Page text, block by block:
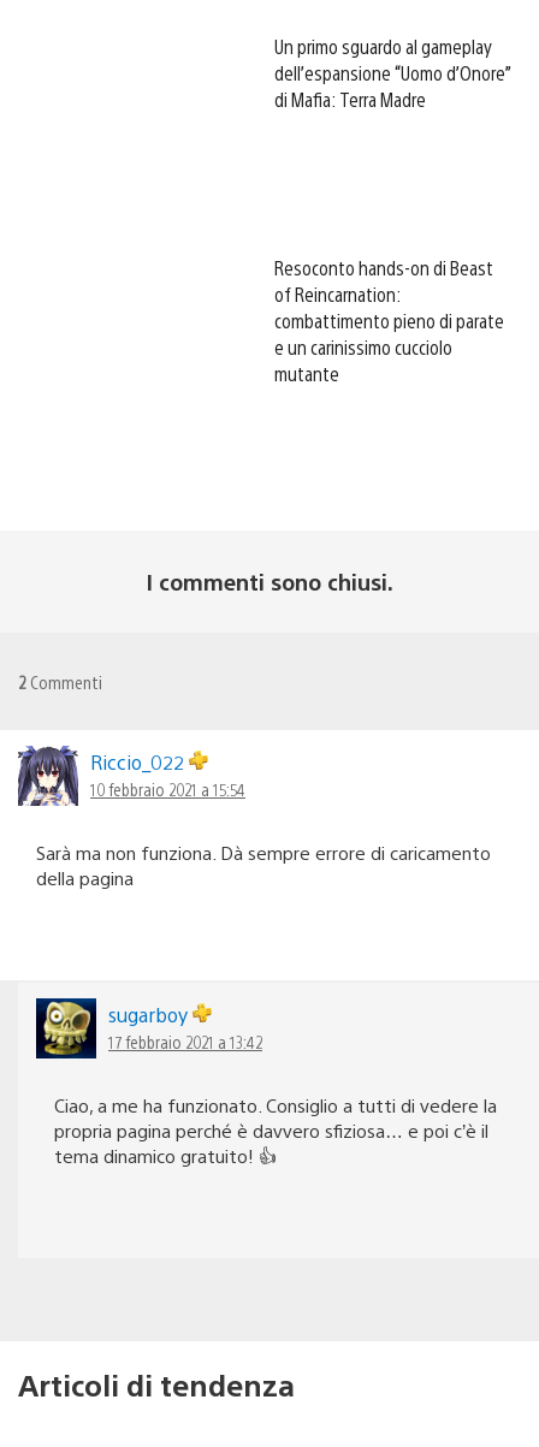
Un primo sguardo al gameplay
dell’espansione “Uomo d’Onore”
di Mafia: Terra Madre
Resoconto hands-on di Beast
of Reincarnation:
combattimento pieno di parate
e un carinissimo cucciolo
mutante
I commenti sono chiusi.
2 Commenti
Riccio_022
10 febbraio 2021 a 15:54
Sarà ma non funziona. Dà sempre errore di caricamento
della pagina
sugarboy
17 febbraio 2021 a 13:42
Ciao, a me ha funzionato. Consiglio a tutti di vedere la
propria pagina perché è davvero sfiziosa… e poi c’è il
tema dinamico gratuito! 👍
Articoli di tendenza